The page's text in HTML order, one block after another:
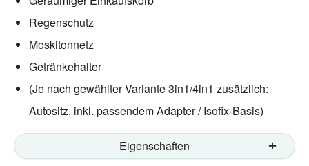
Regenschutz
Moskitonnetz
Getränkehalter
(Je nach gewählter Variante 3in1/4in1 zusätzlich:
Autositz, inkl. passendem Adapter / Isofix-Basis)
Eigenschaften